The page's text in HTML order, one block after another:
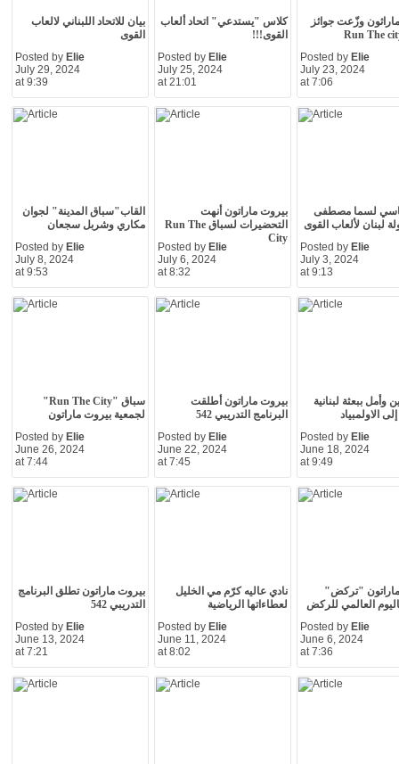
بيان للاتحاد اللبناني لالعاب
القوى
Posted by Elie
July 29, 2024
at 9:39
كلاس "يستدعي" اتحاد ألعاب
القوى!!!
Posted by Elie
July 25, 2024
at 21:01
وزّعت جوائز
Posted by Elie
July 23, 2024
at 7:06
القاب"سباق المدينة" لجوان
مكاري وشربل سجعان
Posted by Elie
July 8, 2024
at 9:53
بيروت ماراتون أنهت
التحضيرات لسباق Run The
City
Posted by Elie
July 6, 2024
at 8:32
لسما مصطفى
لبنان لألعاب القوى
Posted by Elie
July 3, 2024
at 9:13
سباق "Run The City"
لجمعية بيروت ماراتون
Posted by Elie
June 26, 2024
at 7:44
بيروت ماراتون أطلقت
البرنامج التدريبي 542
Posted by Elie
June 22, 2024
at 7:45
وأمل ببعثة لبنانية
الاولمبياد
Posted by Elie
June 18, 2024
at 9:49
بيروت ماراتون تطلق البرنامج
التدريبي 542
Posted by Elie
June 13, 2024
at 7:21
نادي عاليه كرّم مي الخليل
لعطاءاتها الرياضية
Posted by Elie
June 11, 2024
at 8:02
"تركض"
العالمي للركض
Posted by Elie
June 6, 2024
at 7:36